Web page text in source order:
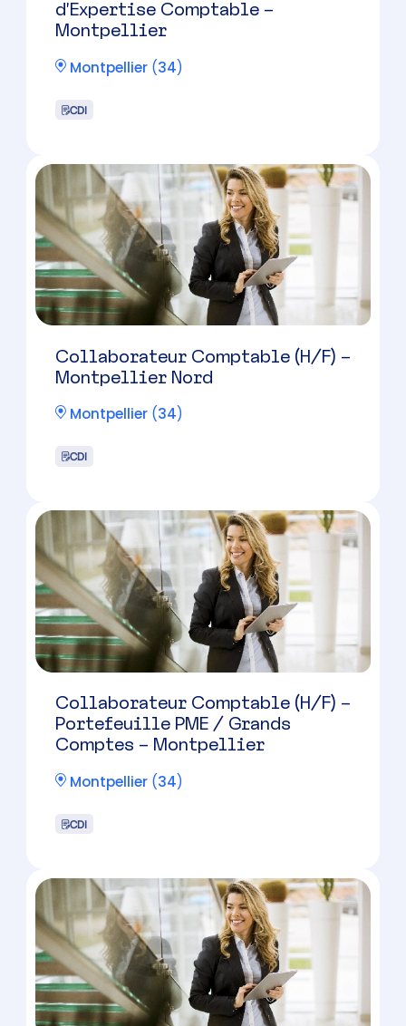
Collaborateur Comptable (H/F) –
Montpellier Nord
Montpellier (34)
CDI
Collaborateur Comptable (H/F) –
Portefeuille PME / Grands
Comptes – Montpellier
Montpellier ( 34)
CDI
Collaborateur comptable
Béziers – ACD – Cabinet de
taille intermédiaire
Béziers(34 )